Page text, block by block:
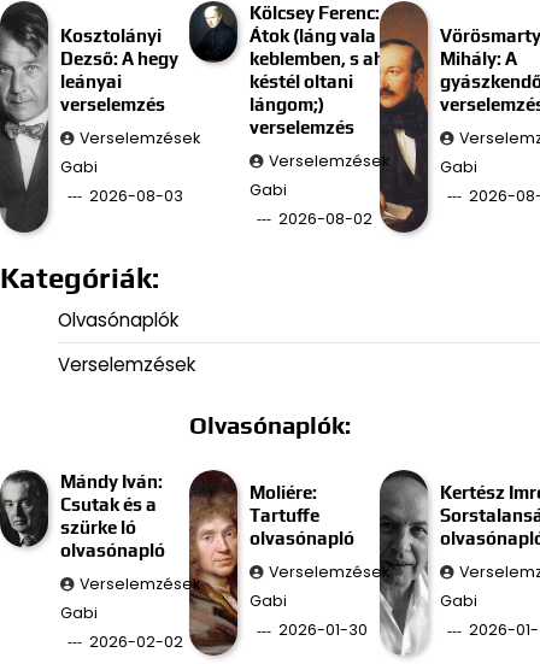
Kosztolányi
Dezső: A hegy
leányai
verselemzés
Verselemzések
Gabi
2026-08-03
Kölcsey Ferenc:
Átok (láng vala
keblemben, s ah
késtél oltani
lángom;)
verselemzés
Verselemzések
Gabi
2026-08-02
Vörösmarty
Mihály: A
Gabi
2026-
Kategóriák:
Olvasónaplók
Verselemzések
Olvasónaplók:
Mándy Iván:
Csutak és a
szürke ló
olvasónapló
Verselemzések
Gabi
2026-02-02
Moliére:
Tartuffe
olvasónapló
Verselemzések
Gabi
2026-01-30
Kertész
Gabi
2026-